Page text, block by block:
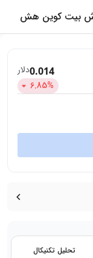
بیت کوین هش
0.014دلار
6.85%
تحلیل تکنیکال